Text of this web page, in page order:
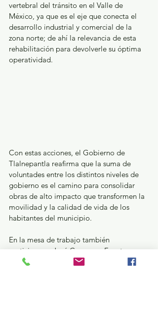
vertebral del tránsito en el Valle de
México, ya que es el eje que conecta el
desarrollo industrial y comercial de la
zona norte; de ahí la relevancia de esta
rehabilitación para devolverle su óptima
operatividad.
Con estas acciones, el Gobierno de
Tlalnepantla reafirma que la suma de
voluntades entre los distintos niveles de
gobierno es el camino para consolidar
obras de alto impacto que transformen la
movilidad y la calidad de vida de los
habitantes del municipio.
En la mesa de trabajo también
participaron: José Cosmares Fuentes,
miembro del Gabinete estatal; Isaac